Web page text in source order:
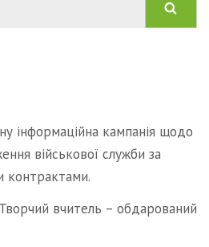
інформаційна кампанія щодо
військової служби за
контрактами.
вчитель – обдарований